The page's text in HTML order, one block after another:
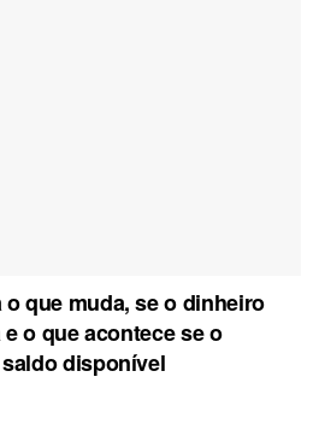
que muda, se o dinheiro
o que acontece se o
disponível